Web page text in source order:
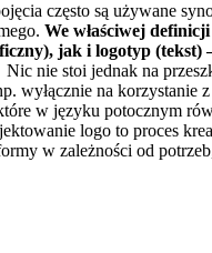
często są używane
We właściwej
jak i logotyp (tekst)
Nic nie stoi jednak na
wyłącznie na korzystanie
w języku potocznym
logo to proces
w zależności od